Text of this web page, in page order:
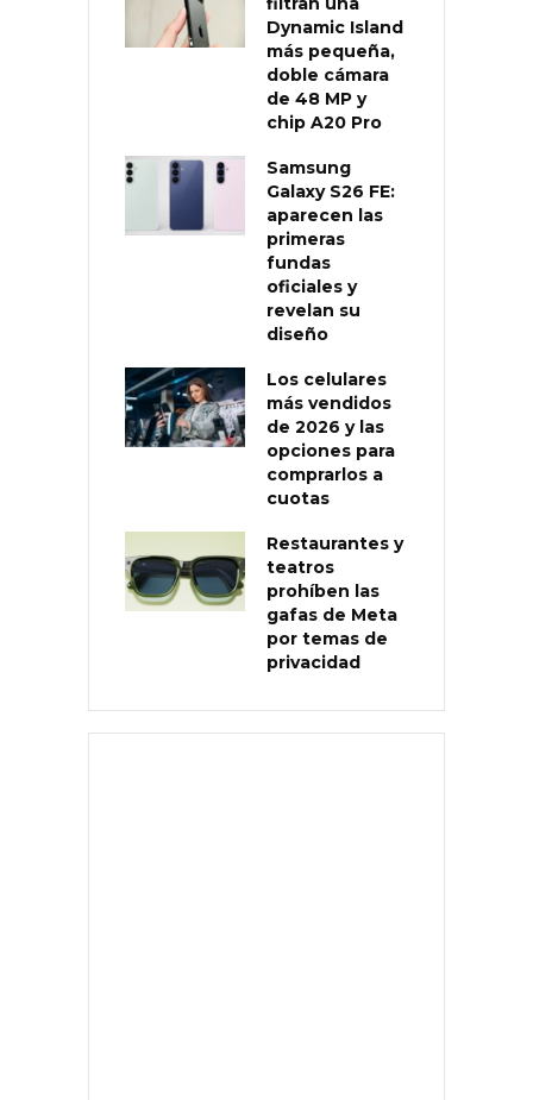
Dynamic Island
más pequeña,
doble cámara
de 48 MP y
chip A20 Pro
Samsung
Galaxy S26 FE:
aparecen las
primeras
fundas
oficiales y
revelan su
diseño
Los celulares
más vendidos
de 2026 y las
opciones para
comprarlos a
cuotas
Restaurantes y
teatros
prohíben las
gafas de Meta
por temas de
privacidad